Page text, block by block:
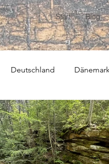
Start Blog
Deutschland
Zentralamerika